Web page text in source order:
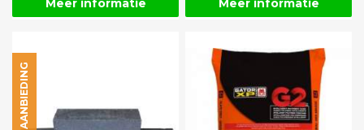
Meer informatie Meer informatie
AANBIEDING